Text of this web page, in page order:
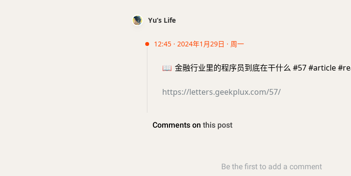
Yu’s Life
12:45 · 2024年1月29日 · 周一
📖 金融行业里的程序员到底在干什么 #57 #article
https://letters.geekplux.com/57/